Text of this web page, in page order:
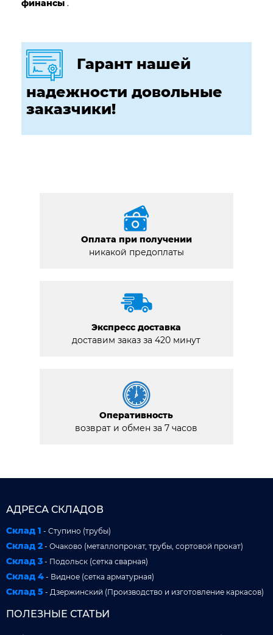
финансы .
Гарант нашей
надежности довольные
заказчики!
Оплата при получении
никакой предоплаты
Экспресс доставка
доставим заказ за 420 минут
Оперативность
возврат и обмен за 7 часов
АДРЕСА СКЛАДОВ
Склад 1 - Ступино (трубы)
Склад 2 - Очаково (металлопрокат, трубы, сортовой прокат)
Склад 3 - Подольск (сетка сварная)
Склад 4 - Видное (сетка арматурная)
Склад 5 - Дзержинский (Производство и изготовление каркасов)
ПОЛЕЗНЫЕ СТАТЬИ